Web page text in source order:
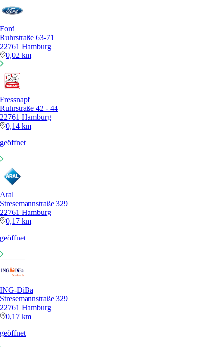
Ford
Ruhrstraße 63-71
22761 Hamburg
0,02 km
Fressnapf
Ruhrstraße 42 - 44
22761 Hamburg
0,14 km
geöffnet
Aral
Stresemannstraße 329
22761 Hamburg
0,17 km
geöffnet
ING-DiBa
Stresemannstraße 329
22761 Hamburg
0,17 km
geöffnet